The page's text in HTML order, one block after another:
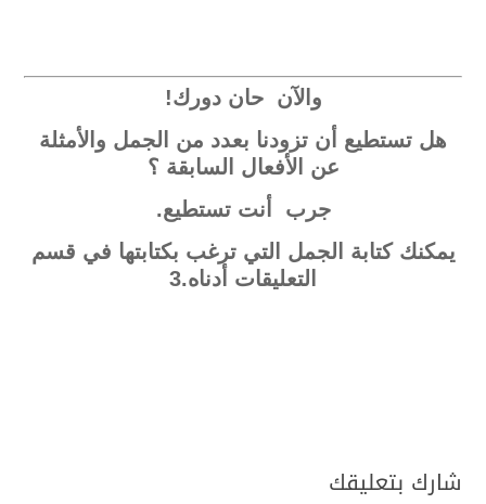
والآن حان دورك!
هل تستطيع أن تزودنا بعدد من الجمل والأمثلة
عن الأفعال السابقة ؟
جرب أنت تستطيع.
يمكنك كتابة الجمل التي ترغب بكتابتها في قسم
التعليقات أدناه.3
شارك بتعليقك